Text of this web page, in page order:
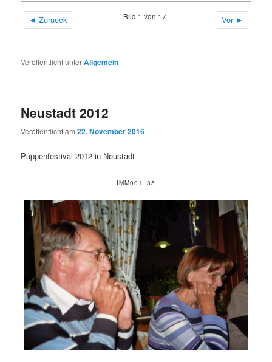
◄ Zurueck Vor ►
Bild 1 von 17
Veröffentlicht unterAllgemein
Neustadt 2012
Veröffentlicht am22. November 2016
Puppenfestival 2012 in Neustadt
IMM001_35